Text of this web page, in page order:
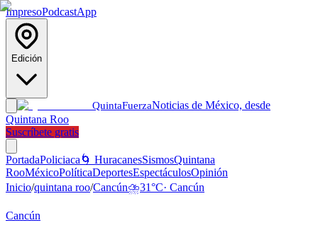
ImpresoPodcastApp
Edición
QuintaFuerzaNoticias de México, desde
Quintana Roo
Suscríbete gratis
PortadaPoliciaca 🌀 HuracanesSismosQuintana
RooMéxicoPolíticaDeportesEspectáculosOpinión
Inicio/quintana roo/Cancún⛈️31°C· Cancún
Cancún